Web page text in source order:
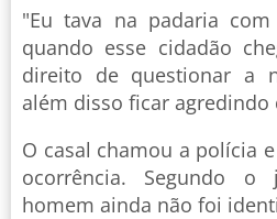
"Eu tava na padaria
quando esse cidadão
direito de questionar a
além disso ficar agredindo
O casal chamou a polícia
ocorrência. Segundo
homem ainda não foi